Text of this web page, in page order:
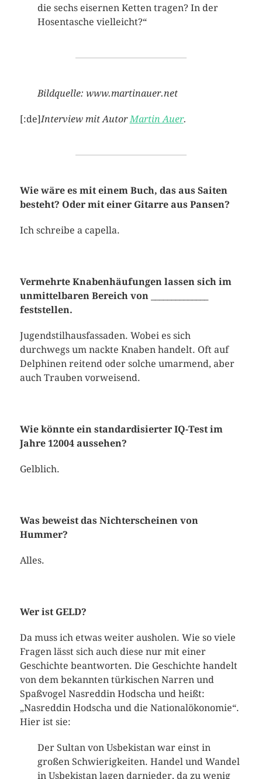
die sechs eisernen Ketten tragen? In der
Hosentasche vielleicht?“
Bildquelle: www.martinauer.net
[:de]Interview mit AutorMartin Auer.
Wie wäre es mit einem Buch, das aus Saiten
besteht? Oder mit einer Gitarre aus Pansen?
Ich schreibe a capella.
Vermehrte Knabenhäufungen lassen sich im
unmittelbaren Bereich von ______________
feststellen.
Jugendstilhausfassaden. Wobei es sich
durchwegs um nackte Knaben handelt. Oft auf
Delphinen reitend oder solche umarmend, aber
auch Trauben vorweisend.
Wie könnte ein standardisierter IQ-Test im
Jahre 12004 aussehen?
Gelblich.
Was beweist das Nichterscheinen von
Hummer?
Alles.
Wer ist GELD?
Da muss ich etwas weiter ausholen. Wie so viele
Fragen lässt sich auch diese nur mit einer
Geschichte beantworten. Die Geschichte handelt
von dem bekannten türkischen Narren und
Spaßvogel Nasreddin Hodscha und heißt:
„Nasreddin Hodscha und die Nationalökonomie“.
Hier ist sie:
Der Sultan von Usbekistan war einst in
großen Schwierigkeiten. Handel und Wandel
in Usbekistan lagen darnieder, da zu wenig